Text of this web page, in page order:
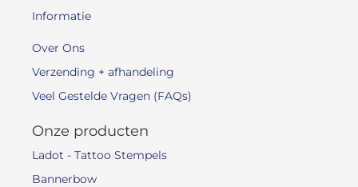
Informatie
Over Ons
Verzending + afhandeling
Veel Gestelde Vragen (FAQs)
Onze producten
Ladot - Tattoo Stempels
Bannerbow